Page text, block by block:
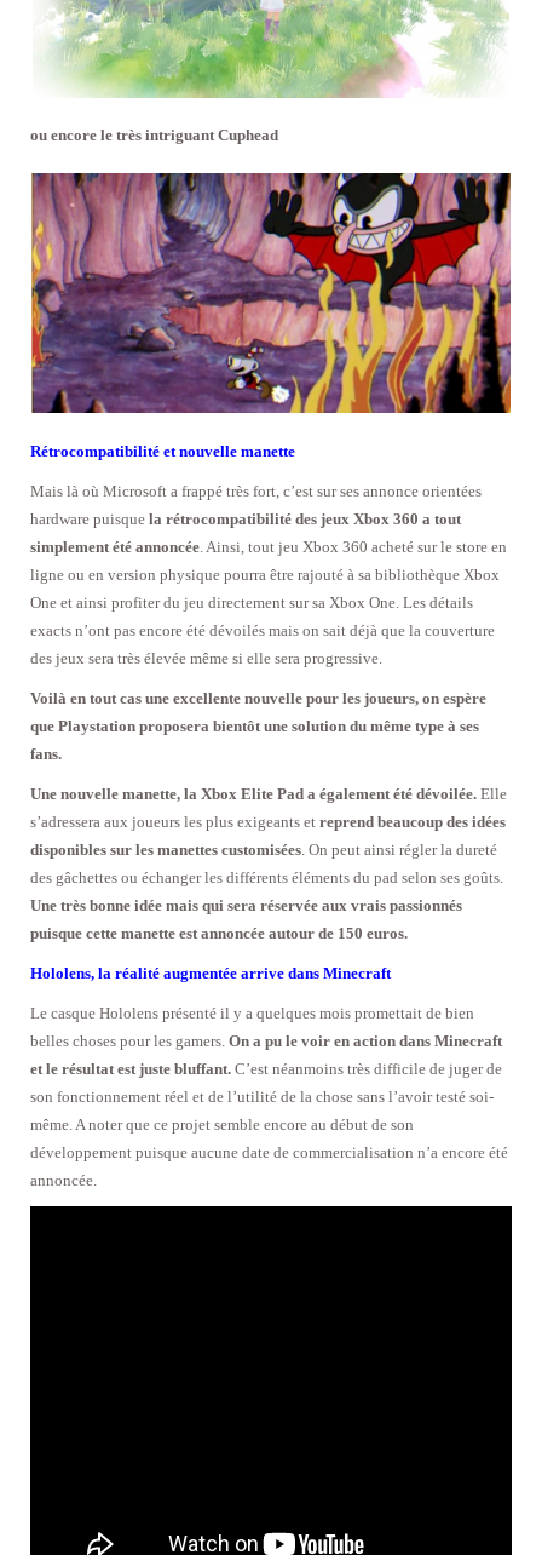
ou encore le très intriguant Cuphead
Rétrocompatibilité et nouvelle manette
Mais là où Microsoft a frappé très fort, c’est sur ses annonce orientées
hardware puisque la rétrocompatibilité des jeux Xbox 360 a tout
simplement été annoncée . Ainsi, tout jeu Xbox 360 acheté sur le store en
ligne ou en version physique pourra être rajouté à sa bibliothèque Xbox
One et ainsi profiter du jeu directement sur sa Xbox One. Les détails
exacts n’ont pas encore été dévoilés mais on sait déjà que la couverture
des jeux sera très élevée même si elle sera progressive.
Voilà en tout cas une excellente nouvelle pour les joueurs, on espère
que Playstation proposera bientôt une solution du même type à ses
fans.
Une nouvelle manette, la Xbox Elite Pad a également été dévoilée. Elle
s’adressera aux joueurs les plus exigeants et reprend beaucoup des idées
disponibles sur les manettes customisées . On peut ainsi régler la dureté
des gâchettes ou échanger les différents éléments du pad selon ses goûts.
Une très bonne idée mais qui sera réservée aux vrais passionnés
puisque cette manette est annoncée autour de 150 euros.
Hololens, la réalité augmentée arrive dans Minecraft
Le casque Hololens présenté il y a quelques mois promettait de bien
belles choses pour les gamers. On a pu le voir en action dans Minecraft
et le résultat est juste bluffant. C’est néanmoins très difficile de juger de
son fonctionnement réel et de l’utilité de la chose sans l’avoir testé soi-
même. A noter que ce projet semble encore au début de son
développement puisque aucune date de commercialisation n’a encore été
annoncée.